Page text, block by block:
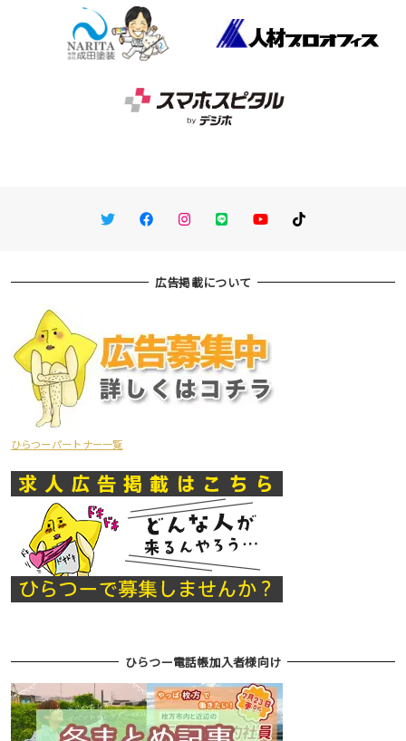
TwitterFacebookInstagram
LINE You TubeTikTok
広告掲載について
ひらつーパートナー一覧
ひらつー電話帳加入者様向け